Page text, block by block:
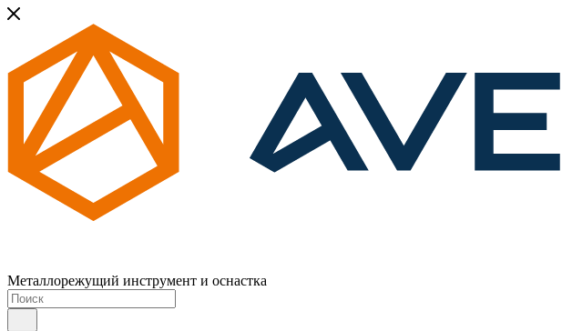
Металлорежущий инструмент и оснастка